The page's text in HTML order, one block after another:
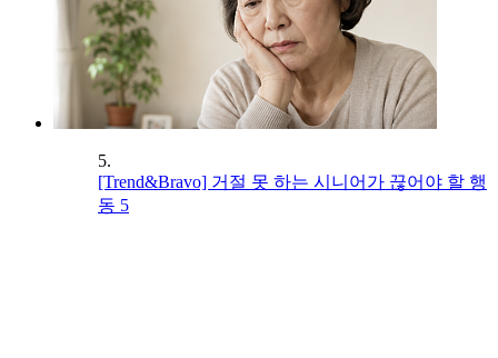
5.
[Trend&Bravo] 거절 못 하는 시니어가 끊어야 할 행
동 5